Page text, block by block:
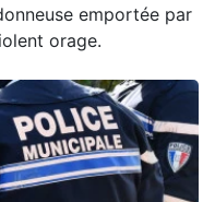
emportée par
orage.